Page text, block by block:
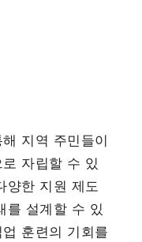
지역 주민들이
자립할 수 있
양한 지원 제도
를 설계할 수 있
훈련의 기회를